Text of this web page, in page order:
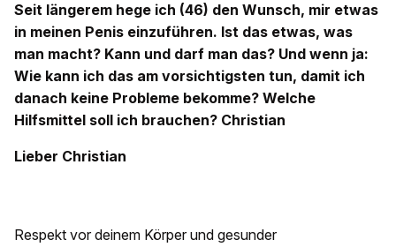
Seit längerem hege ich (46) den Wunsch, mir etwas
in meinen Penis einzuführen. Ist das etwas, was
man macht? Kann und darf man das? Und wenn ja:
Wie kann ich das am vorsichtigsten tun, damit ich
danach keine Probleme bekomme? Welche
Hilfsmittel soll ich brauchen? Christian
Lieber Christian
Respekt vor deinem Körper und gesunder